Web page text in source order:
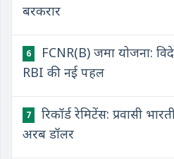
बरकरार
6
FCNR(B) जमा योजना:
RBI की नई पहल
7
रिकॉर्ड रेमिटेंस: प्रवासी
अरब डॉलर